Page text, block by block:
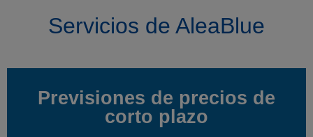
Servicios de AleaBlue
Previsiones de precios de
corto plazo
Previsiones de precios de
corto plazo